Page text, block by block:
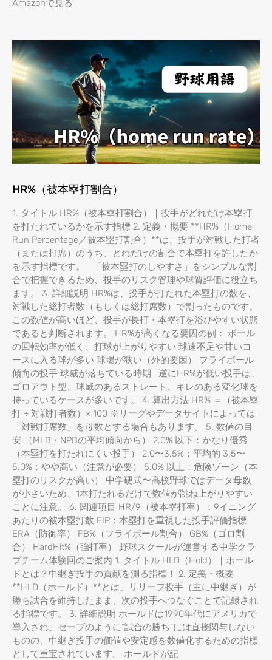
Amazonで見る
HR%（被本塁打割合）
1. タイトル HR%（被本塁打割合）｜投手がどれだけ本塁打
を打たれているかを示す指標 2. 定義・概要 **HR%（Home
Run Percentage／被本塁打割合）**は、投手が対戦した打者
（または打席）のうち、どれだけの割合で本塁打を許したか
を示す指標です。 「被本塁打のしやすさ」をシンプルな割
合で把握できるため、投手のリスク管理や球質評価に役立ち
ます。 3. 詳細説明 HR%は、投手が打たれた本塁打の数を、
対戦した総打者数（もしくは総打席数）で割ったものです。
この数値が高いほど、投手が長打・本塁打を浴びやすい状態
であると判断されます。 HR%が高くなる要因の例： ボール
の回転効率が低く、打球が上がりやすい 球速不足や甘いコ
ースに入る球が多い 球場が狭い（外的要因） フライボール
傾向の投手 球威が落ちている時期 逆にHR%が低い投手は、
ゴロアウト型、球威のあるストレート、キレのある変化球を
持っているケースが多いです。 4. 算出方法 HR% ＝（被本塁
打 ÷ 対戦打者数）× 100 ※リーグやデータサイトによっては
「対戦打席数」を母数とする場合もあります。 5. 数値の目
安 （MLB・NPBの平均傾向から） 2.0% 以下：かなり優秀
（本塁打を打たれにくい投手） 2.0〜3.5%：平均的 3.5〜
5.0%：やや高い（注意が必要） 5.0% 以上：危険ゾーン（本
塁打のリスクが高い） 中学硬式〜高校野球ではデータ母数
が小さいため、1本打たれるだけで数値が跳ね上がりやすい
ことに注意。 6. 関連項目 HR/9（被本塁打率）：9イニング
あたりの被本塁打数 FIP：本塁打を重視した投手評価指標
ERA（防御率） FB%（フライボール割合） GB%（ゴロ割
合） HardHit%（強打率） 野球スクールが運営する中学クラ
ブチーム体験回のご案内 1. タイトル HLD（Hold）｜ホール
ドとは？中継ぎ投手の貢献を測る指標！ 2. 定義・概要
**HLD（ホールド）**とは、リリーフ投手（主に中継ぎ）が
勝ち試合を維持したまま、次の投手へつなぐことで記録され
る指標です。 3. 詳細説明 ホールドは1990年代にアメリカで
導入され、セーブのように“試合の勝ち”には直接関与しない
ものの、中継ぎ投手の価値や安定感を数値化するための指標
として重宝されています。 ホールドが記